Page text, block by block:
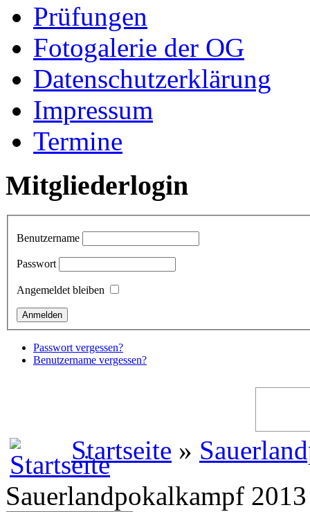
Prüfungen
Fotogalerie der OG
Datenschutzerklärung
Impressum
Termine
Mitgliederlogin
Benutzername
Passwort
Angemeldet bleiben
Passwort vergessen?
Benutzername vergessen?
Startseite »
Sauerlandpokalkampf